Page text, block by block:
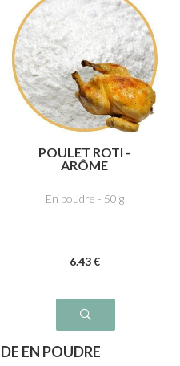
POULET ROTI -
ARÔME
En poudre - 50 g
6.43 €
EN POUDRE